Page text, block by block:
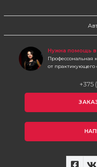
Нужна помощь
Профессональная
от практикующего
+375